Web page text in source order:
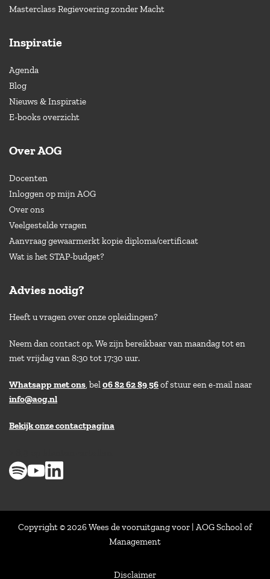
Masterclass Regievoering zonder Macht
Inspiratie
Agenda
Blog
Nieuws & Inspiratie
E-books overzicht
Over AOG
Docenten
Inloggen op mijn AOG
Over ons
Veelgestelde vragen
Aanvraag gewaarmerkt kopie diploma/certificaat
Wat is het STAP-budget?
Advies nodig?
Heeft u vragen over onze opleidingen?
Neem dan contact op. We zijn bereikbaar van maandag tot en
met vrijdag van 8:30 tot 17:30 uur.
Whatsapp met ons, bel06 82 62 89 56of stuur een e-mail naar
info@aog.nl
Bekijk onze contactpagina
Copyright © 2026 Wees de vooruitgang voor | AOG School of
Management
Disclaimer